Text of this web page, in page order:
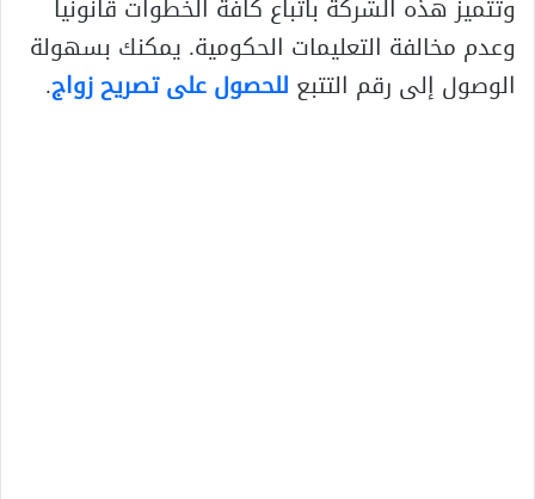
وتتميز هذه الشركة باتباع كافة الخطوات قانونيا
وعدم مخالفة التعليمات الحكومية. يمكنك بسهولة
الوصول إلى رقم التتبع للحصول على تصريح زواج.